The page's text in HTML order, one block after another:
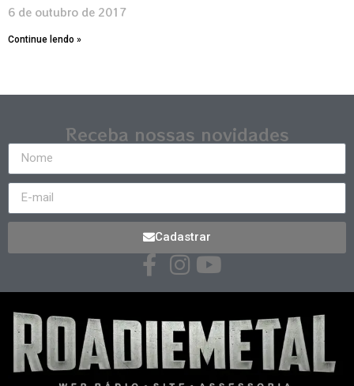
6 de outubro de 2017
Continue lendo »
Receba nossas novidades
Cadastrar